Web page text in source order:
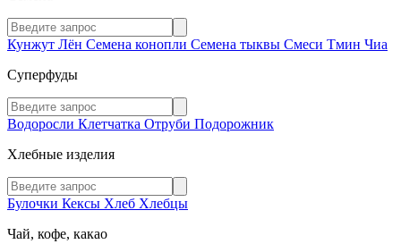
Кунжут Лён Семена конопли Семена тыквы Смеси Тмин Чиа
Суперфуды
Водоросли Клетчатка Отруби Подорожник
Хлебные изделия
Булочки Кексы Хлеб Хлебцы
Чай, кофе, какао